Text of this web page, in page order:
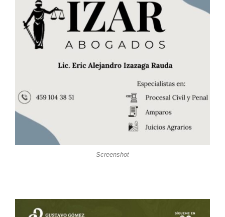
Screenshot